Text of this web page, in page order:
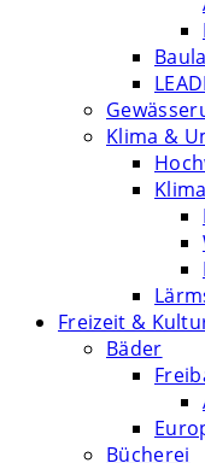
Klima &
Freizeit &
Bäder
Bücherei